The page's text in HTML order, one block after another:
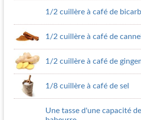
1/2 cuillère à café de
1/2 cuillère à café de
1/2 cuillère à café de
1/8 cuillère à café de sel
Une tasse d'une capacité